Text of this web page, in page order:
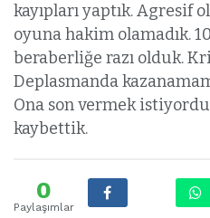
kayıpları yaptık. Agresif
oyuna hakim olamadık.
beraberliğe razı olduk.
Deplasmanda
Ona son vermek
kaybettik.
0
Paylaşımlar